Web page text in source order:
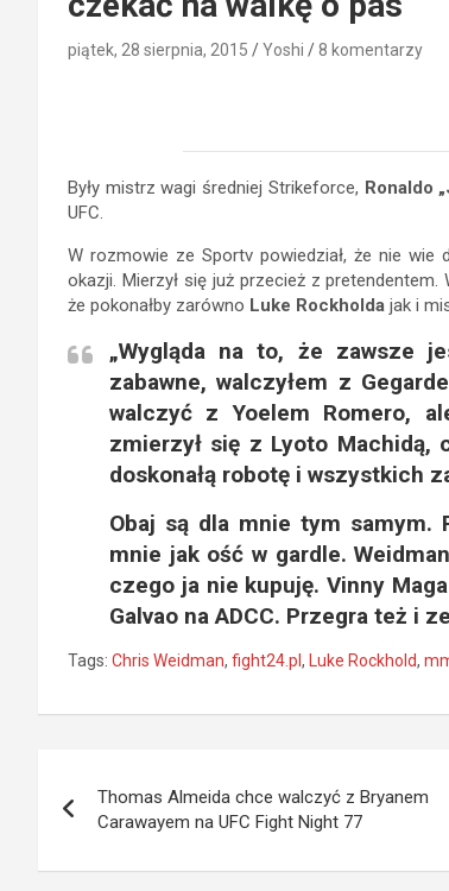
piątek, 28 sierpnia, 2015 Yoshi 8 komentarzy
Były mistrz wagi średniej Strikeforce, Ronaldo
UFC.
W rozmowie ze Sportv powiedział, że nie wie
okazji. Mierzył się już przecież z
że pokonałby zarówno Luke Rockholda jak i
„Wygląda na to, że zawsze
zabawne, walczyłem z
walczyć z Yoelem Romero,
zmierzył się z Lyoto Machidą,
doskonałą robotę i wszystkich
Obaj są dla mnie tym samym.
mnie jak ość w gardle.
czego ja nie kupuję. Vinny
Galvao na ADCC. Przegra też i
Tags: Chris Weidman, fight24.pl , Luke Rockhold,
wpisu
Thomas Almeida chce walczyć z Bryanem
Carawayem na UFC Fight Night 77